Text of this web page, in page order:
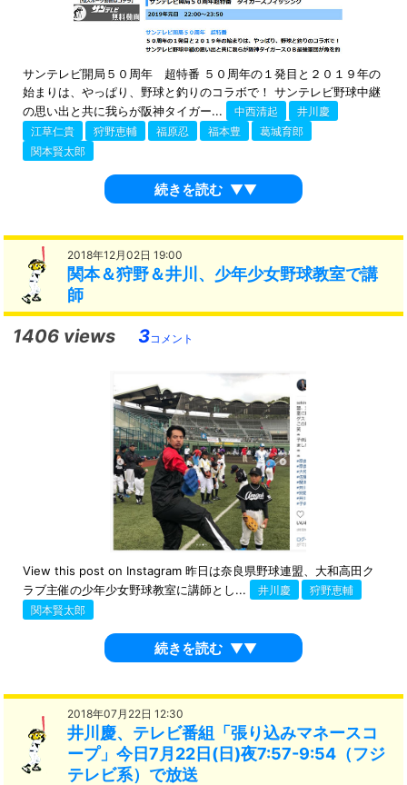
サンテレビ開局５０周年 超特番 ５０周年の１発目と２０１９年の
始まりは、やっぱり、野球と釣りのコラボで！ サンテレビ野球中継
の思い出と共に我らが阪神タイガー...
中西清起
井川慶
江草仁貴
狩野恵輔 福原忍 福本豊
葛城育郎
関本賢太郎
続きを読む ▼▼
2018年12月02日 19:00
関本＆狩野＆井川、少年少女野球教室で講
師
1406 views 3コメント
View this post on Instagram 昨日は奈良県野球連盟、大和高田ク
ラブ主催の少年少女野球教室に講師とし...
井川慶
狩野恵輔
関本賢太郎
続きを読む ▼▼
2018年07月22日 12:30
井川慶、テレビ番組「張り込みマネースコ
ープ」今日7月22日(日)夜7:57-9:54（フジ
テレビ系）で放送